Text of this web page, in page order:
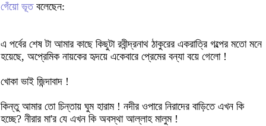
গেঁয়ো ভূতবলেছেন:
এ পর্বের শেষ টা আমার কাছে কিছুটা রবীন্দ্রনাথ ঠাকুরের একরাত্রি গল্পের মতো মনে
হয়েছে, অপ্রেমিক নায়কের হৃদয়ে একেবারে প্রেমের বন্যা বয়ে গেলো !
খোকা ভাই জিন্দাবাদ !
কিন্তু আমার তো চিন্তায় ঘুম হারাম ! নদীর ওপারে নিরাদের বাড়িতে এখন কি
হচ্ছে? নীরার মা'র যে এখন কি অবস্থা আল্লাহ মালুম !